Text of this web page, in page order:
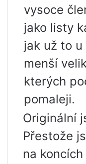
vysoce
jako listy
jak už to
menší
kterých
pomaleji.
Originální
Přestože
na